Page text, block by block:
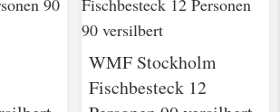
WMF Stockholm
Fischbesteck 12